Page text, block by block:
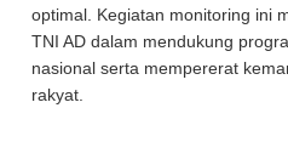
optimal. Kegiatan monitoring ini
TNI AD dalam mendukung
nasional serta mempererat
rakyat.